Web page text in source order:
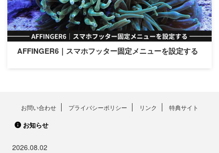
AFFINGER6｜スマホフッター固定メニューを設定する
お問い合わせ プライバシーポリシー リンク 特典サイト
お知らせ
2026.08.02